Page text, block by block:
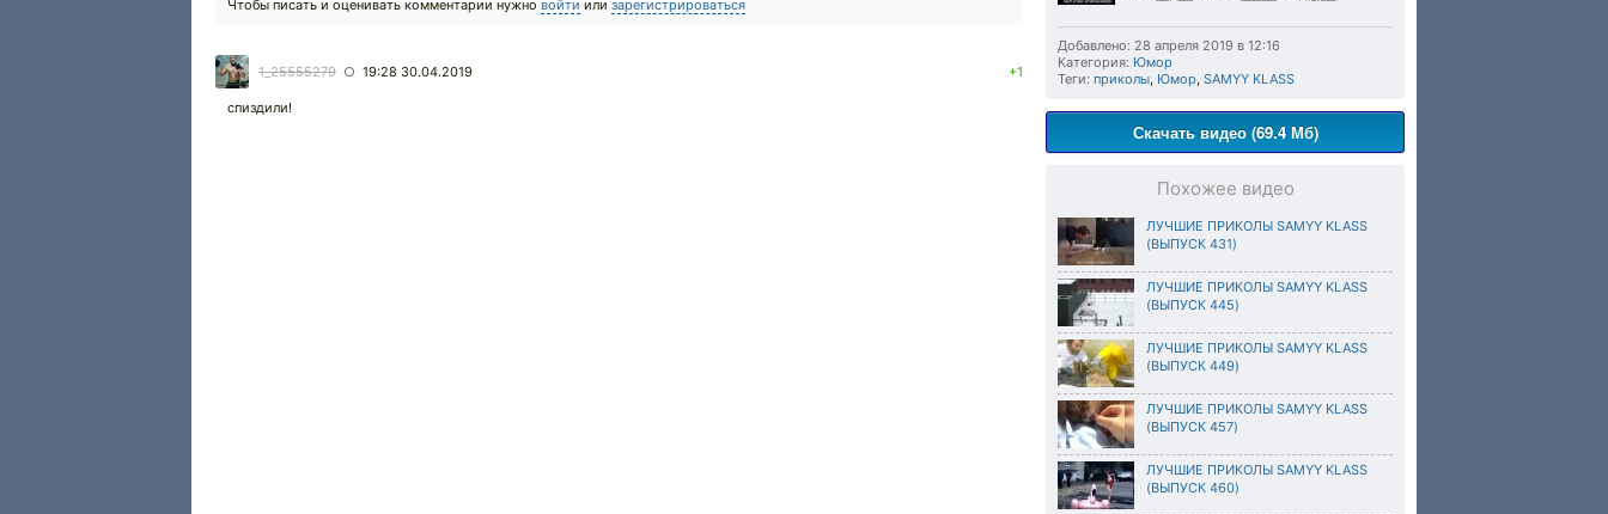
Добавлено: 28 апреля 2019 в 12:16
Категория: Юмор
Теги: приколы, Юмор, SAMYY KLASS
Скачать видео (69.4 Мб)
Похожее видео
ЛУЧШИЕ ПРИКОЛЫ SAMYY KLASS
(ВЫПУСК 431)
ЛУЧШИЕ ПРИКОЛЫ SAMYY KLASS
(ВЫПУСК 445)
ЛУЧШИЕ ПРИКОЛЫ SAMYY KLASS
(ВЫПУСК 449)
ЛУЧШИЕ ПРИКОЛЫ SAMYY KLASS
(ВЫПУСК 457)
ЛУЧШИЕ ПРИКОЛЫ SAMYY KLASS
(ВЫПУСК 460)
Чтобы писать и оценивать комментарии нужно войти или зарегистрироваться
1_25555279 ○ 19:28 30.04.2019 +1
спиздили!